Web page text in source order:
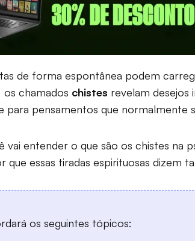
de forma espontânea podem
os chamados chistes revelam
para pensamentos que normalmente
vai entender o que são os chistes na
que essas tiradas espirituosas dizem
os seguintes tópicos: